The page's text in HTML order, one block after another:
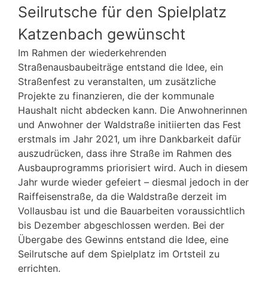
Seilrutsche für den Spielplatz
Katzenbach gewünscht
Im Rahmen der wiederkehrenden
Straßenausbaubeiträge entstand die Idee, ein
Straßenfest zu veranstalten, um zusätzliche
Projekte zu finanzieren, die der kommunale
Haushalt nicht abdecken kann. Die Anwohnerinnen
und Anwohner der Waldstraße initiierten das Fest
erstmals im Jahr 2021, um ihre Dankbarkeit dafür
auszudrücken, dass ihre Straße im Rahmen des
Ausbauprogramms priorisiert wird. Auch in diesem
Jahr wurde wieder gefeiert – diesmal jedoch in der
Raiffeisenstraße, da die Waldstraße derzeit im
Vollausbau ist und die Bauarbeiten voraussichtlich
bis Dezember abgeschlossen werden. Bei der
Übergabe des Gewinns entstand die Idee, eine
Seilrutsche auf dem Spielplatz im Ortsteil zu
errichten.